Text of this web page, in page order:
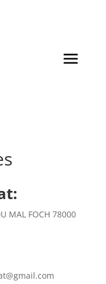
MAL FOCH 78000